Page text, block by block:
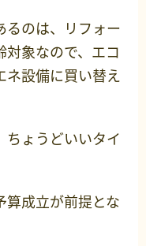
のは、リフォー
象なので、エコ
ネ設備に買い替え
ちょうどいいタイ
算成立が前提とな